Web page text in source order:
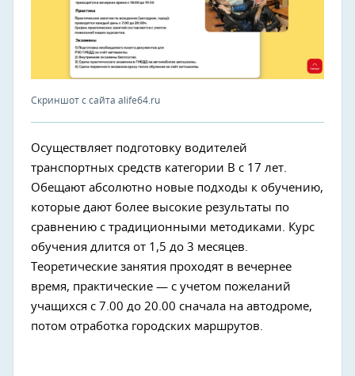
Скриншот с сайта alife64.ru
Осуществляет подготовку водителей
транспортных средств категории В с 17 лет.
Обещают абсолютно новые подходы к обучению,
которые дают более высокие результаты по
сравнению с традиционными методиками. Курс
обучения длится от 1,5 до 3 месяцев.
Теоретические занятия проходят в вечернее
время, практические — с учетом пожеланий
учащихся с 7.00 до 20.00 сначала на автодроме,
потом отработка городских маршрутов.